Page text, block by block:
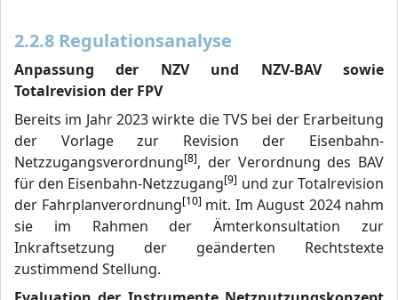
2.2.8 Regulationsanalyse
Anpassung der NZV und NZV-BAV sowie
Totalrevision der FPV
Bereits im Jahr 2023 wirkte die TVS bei der Erarbeitung
der Vorlage zur Revision der Eisenbahn-
Netzzugangsverordnung[8], der Verordnung des BAV
für den Eisenbahn-Netzzugang[9] und zur Totalrevision
der Fahrplanverordnung[10] mit. Im August 2024 nahm
sie im Rahmen der Ämterkonsultation zur
Inkraftsetzung der geänderten Rechtstexte
zustimmend Stellung.